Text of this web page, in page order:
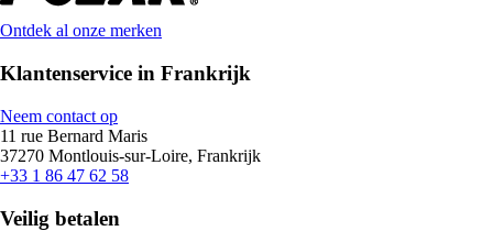
Ontdek al onze merken
Klantenservice in Frankrijk
Neem contact op
11 rue Bernard Maris
37270 Montlouis-sur-Loire, Frankrijk
+33 1 86 47 62 58
Veilig betalen